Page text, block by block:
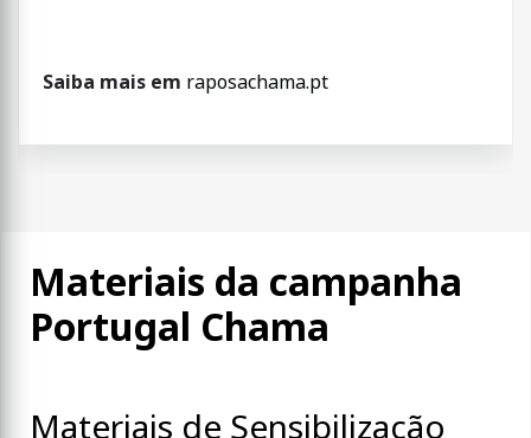
Saiba mais em raposachama.pt
Materiais da campanha
Portugal Chama
Materiais de Sensibilização